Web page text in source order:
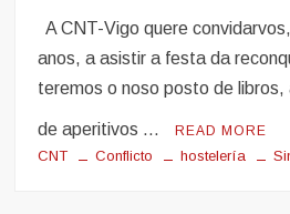
A CNT-Vigo quere
anos, a asistir a festa da
teremos o noso posto de libros,
de aperitivos … READ MORE
CNT Conflicto hostelería